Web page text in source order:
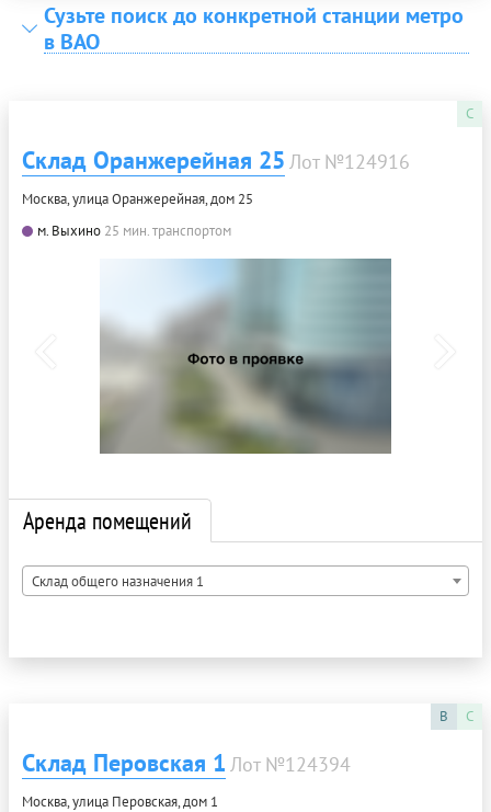
Сузьте поиск до конкретной станции метро
в ВАО
C
Склад Оранжерейная 25 Лот №124916
Москва, улица Оранжерейная, дом 25
м. Выхино 25 мин. транспортом
Аренда помещений
Склад общего назначения 1
B C
Склад Перовская 1 Лот №124394
Москва, улица Перовская, дом 1